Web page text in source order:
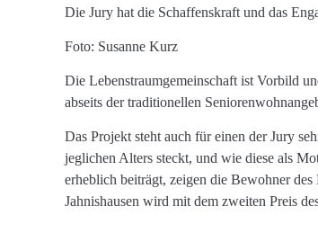
Die Jury hat die Schaffenskraft und das
Foto: Susanne Kurz
Die Lebenstraumgemeinschaft ist Vorbild
abseits der traditionellen
Das Projekt steht auch für einen der Jury
jeglichen Alters steckt, und wie diese als
erheblich beiträgt, zeigen die Bewohner
Jahnishausen wird mit dem zweiten Preis